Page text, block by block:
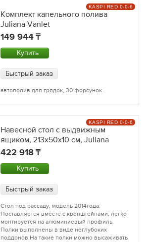
Комплект капельного полива
Juliana Vanlet
149 944
Купить
Быстрый заказ
автополив для грядок, 30 форсунок
KASPI RED 0-0-6
Навесной стол с выдвижным
ящиком, 213х50х10 см, Juliana
422 918
Купить
Быстрый заказ
Стол под рассаду, модель 2014года.
Поставляется вместе с кронштейнами, легко
монтируется на алюминиевый профиль.
Полки выполнены в виде неглубоких
поддонов.На такие полки можно высаживать
KASPI RED 0-0-6